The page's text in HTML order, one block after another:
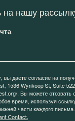
нашу
даете согласие на
1536 Wynkoop St, Suite
. Вы можете отозвать
время, используя
части каждого письма.
Contact.